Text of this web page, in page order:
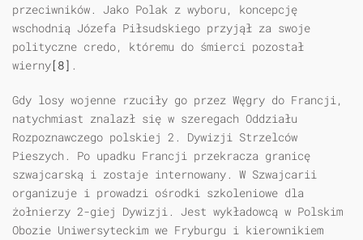
przeciwników. Jako Polak z wyboru, koncepcję
wschodnią Józefa Piłsudskiego przyjął za swoje
polityczne credo, któremu do śmierci pozostał
wierny[8] .
Gdy losy wojenne rzuciły go przez Węgry do Francji,
natychmiast znalazł się w szeregach Oddziału
Rozpoznawczego polskiej 2. Dywizji Strzelców
Pieszych. Po upadku Francji przekracza granicę
szwajcarską i zostaje internowany. W Szwajcarii
organizuje i prowadzi ośrodki szkoleniowe dla
żołnierzy 2-giej Dywizji. Jest wykładowcą w Polskim
Obozie Uniwersyteckim we Fryburgu i kierownikiem